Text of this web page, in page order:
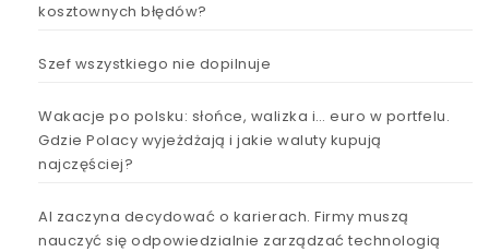
kosztownych błędów?
Szef wszystkiego nie dopilnuje
Wakacje po polsku: słońce, walizka i… euro w portfelu.
Gdzie Polacy wyjeżdżają i jakie waluty kupują
najczęściej?
AI zaczyna decydować o karierach. Firmy muszą
nauczyć się odpowiedzialnie zarządzać technologią